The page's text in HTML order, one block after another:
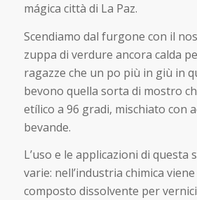
mágica città di La Paz.
Scendiamo dal furgone con il
zuppa di verdure ancora calda
ragazze che un po più in giù in
bevono quella sorta di mostro
etílico a 96 gradi, mischiato con
bevande.
L’uso e le applicazioni di questa
varie: nell’industria chimica
composto dissolvente per